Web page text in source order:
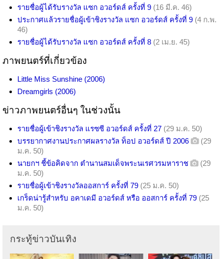
รายชื่อผู้ได้รับรางวัล แซก อวอร์ดส์ ครั้งที่ 9 (16 มี.ค. 46)
ประกาศแล้วรายชื่อผู้เข้าชิงรางวัล แซก อวอร์ดส์ ครั้งที่ 9 (4 ก.พ.
46)
รายชื่อผู้ได้รับรางวัล แซก อวอร์ดส์ ครั้งที่ 8 (2 เม.ย. 45)
ภาพยนตร์ที่เกี่ยวข้อง
Little Miss Sunshine (2006)
Dreamgirls (2006)
ข่าวภาพยนตร์อื่นๆ ในช่วงนั้น
รายชื่อผู้เข้าชิงรางวัล แรซซี อวอร์ดส์ ครั้งที่ 27 (29 ม.ค. 50)
บรรยากาศงานประกาศผลรางวัล ท็อป อวอร์ดส์ ปี 2006
(29
ม.ค. 50)
นายกฯ ชี้ข้อคิดจาก ตำนานสมเด็จพระนเรศวรมหาราช
(29
ม.ค. 50)
รายชื่อผู้เข้าชิงรางวัลออสการ์ ครั้งที่ 79 (25 ม.ค. 50)
เกร็ดน่ารู้สำหรับ อคาเดมี อวอร์ดส์ หรือ ออสการ์ ครั้งที่ 79 (25
ม.ค. 50)
กระทู้ข่าวบันเทิง